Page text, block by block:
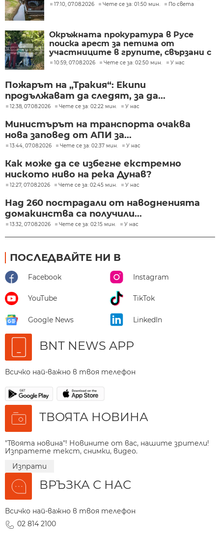
17:10, 07.08.2026 Чете се за: 01:50 мин. По света
Окръжната прокуратура в Русе
поиска арест за петима от
участниците в групите, свързани с
разбитата лаборатория за
10:59, 07.08.2026 Чете се за: 02:50 мин. У нас
Пожарът на „Тракия“: Екипи
продължават да следят, за да...
12:38, 07.08.2026 Чете се за: 02:22 мин. У нас
Министърът на транспорта очаква
нова заповед от АПИ за...
13:44, 07.08.2026 Чете се за: 02:37 мин. У нас
Как може да се избегне екстремно
ниското ниво на река Дунав?
12:27, 07.08.2026 Чете се за: 02:45 мин. У нас
Над 260 пострадали от наводненията
домакинства са получили...
13:32, 07.08.2026 Чете се за: 02:15 мин. У нас
ПОСЛЕДВАЙТЕ НИ В
Facebook Instagram
YouTube TikTok
Google News LinkedIn
BNT NEWS APP
Всичко най-важно в твоя телефон
ТВОЯТА НОВИНА
"Твоята новина"! Новините от вас, нашите зрители!
Изпратете текст, снимки, видео.
Изпрати
ВРЪЗКА С НАС
Всичко най-важно в твоя телефон
02 814 2100